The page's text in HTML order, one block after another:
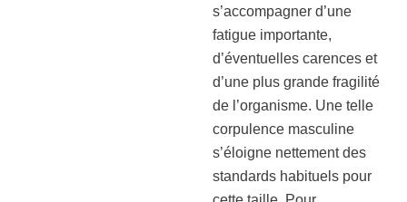
s’accompagner d’une
fatigue importante,
d’éventuelles carences et
d’une plus grande fragilité
de l’organisme. Une telle
corpulence masculine
s’éloigne nettement des
standards habituels pour